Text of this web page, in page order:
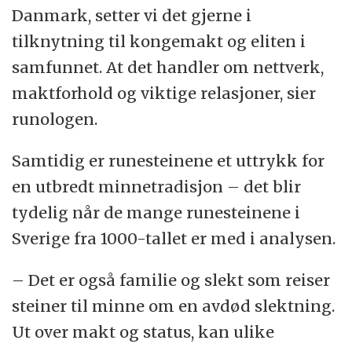
Danmark, setter vi det gjerne i
tilknytning til kongemakt og eliten i
samfunnet. At det handler om nettverk,
maktforhold og viktige relasjoner, sier
runologen.
Samtidig er runesteinene et uttrykk for
en utbredt minnetradisjon – det blir
tydelig når de mange runesteinene i
Sverige fra 1000-tallet er med i analysen.
– Det er også familie og slekt som reiser
steiner til minne om en avdød slektning.
Ut over makt og status, kan ulike